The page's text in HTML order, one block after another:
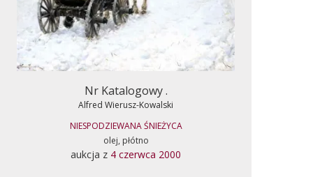
Nr Katalogowy .
Alfred Wierusz-Kowalski
NIESPODZIEWANA ŚNIEŻYCA
olej, płótno
aukcja z 4 czerwca 2000